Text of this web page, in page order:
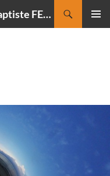
CIELMANIA : le blog de Jean-Baptiste FELDMANN, photographe du ciel